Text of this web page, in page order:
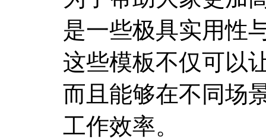
是一些极具实用性
这些模板不仅可以
而且能够在不同场
工作效率。